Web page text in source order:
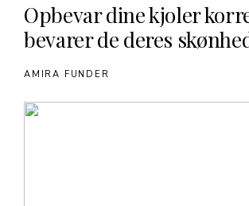
Opbevar dine kjoler
bevarer de deres
AMIRA FUNDER